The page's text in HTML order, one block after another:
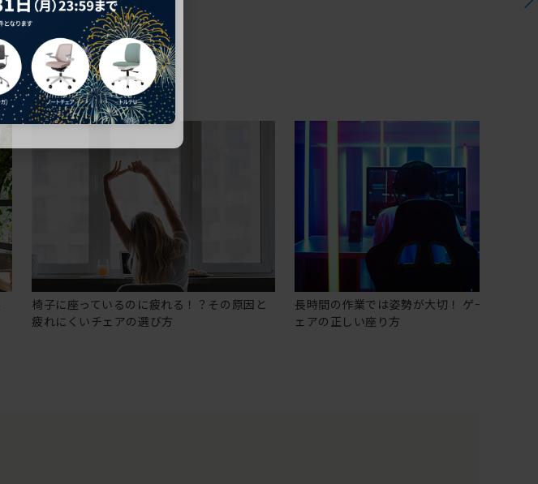
椅子に座っているのに疲れる！？その原因と
疲れにくいチェアの選び方
長時間の作業では姿勢が大切！ ゲーミングチ
ェアの正しい座り方